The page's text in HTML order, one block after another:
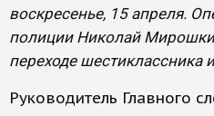
воскресенье, 15 апреля.
полиции Николай
переходе шестиклассника
Руководитель Главного